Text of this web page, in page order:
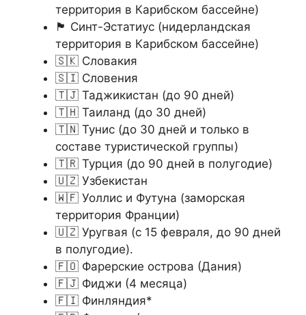
территория в Карибском бассейне)
🏴󠁮󠁬󠁢󠁱󠀳󠁿 Синт-Эстатиус (нидерландская
территория в Карибском бассейне)
🇸🇰 Словакия
🇸🇮 Словения
🇹🇯 Таджикистан (до 90 дней)
🇹🇭 Таиланд (до 30 дней)
🇹🇳 Тунис (до 30 дней и только в
составе туристической группы)
🇹🇷 Турция (до 90 дней в полугодие)
🇺🇿 Узбекистан
🇼🇫 Уоллис и Футуна (заморская
территория Франции)
🇺🇿 Уругвая (с 15 февраля, до 90 дней
в полугодие).
🇫🇴 Фарерские острова (Дания)
🇫🇯 Фиджи (4 месяца)
🇫🇮 Финляндия*